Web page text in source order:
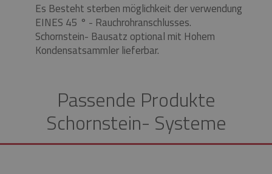
Es Besteht sterben möglichkeit der verwendung
EINES 45 ° - Rauchrohranschlusses.
Schornstein- Bausatz optional mit Hohem
Kondensatsammler lieferbar.
Passende Produkte
Schornstein- Systeme